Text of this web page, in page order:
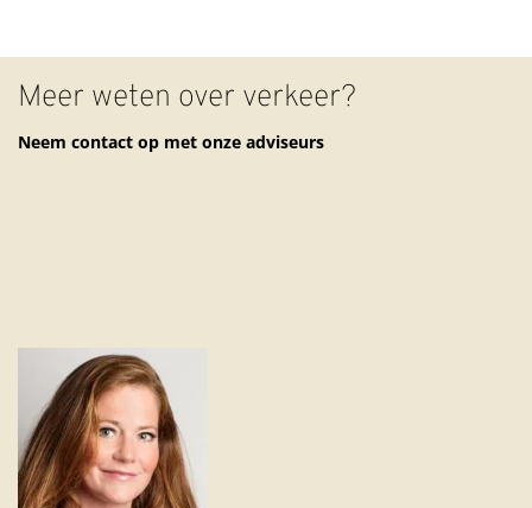
Meer weten over verkeer?
Neem contact op met onze adviseurs